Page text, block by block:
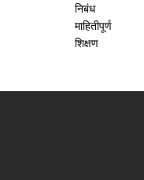
निबंध
माहितीपूर्ण
शिक्षण